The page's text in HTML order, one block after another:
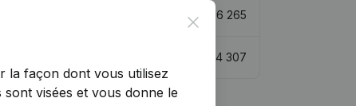
6 265
14 307
Close
la façon dont vous utilisez
visées et vous donne le